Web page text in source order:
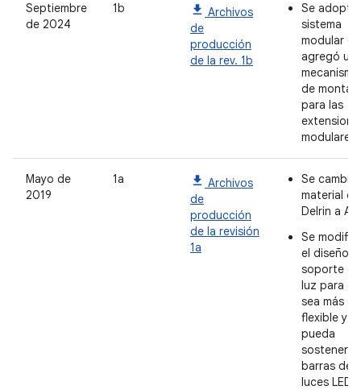
Septiembre
de 2024
1b
Archivos
de
producción
de la rev. 1b
Se adoptó
sistema
modular
agregó un
mecanismo
de montaje
para las
Mayo de
2019
1a
Archivos
de
producción
de la revisión
1a
Se cambió
material de
Delrin a
Se
el diseño
soporte
luz para
sea más
flexible y
pueda
sostener
barras de
luces LED